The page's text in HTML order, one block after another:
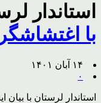
استاندار
با
۱۴ آبان ۱۴۰۱
۰
استاندار لرستان با